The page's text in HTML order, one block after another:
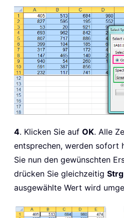
4. Klicken Sie auf OK. Alle
entsprechen, werden sofort
Sie nun den gewünschten
drücken Sie gleichzeitig
ausgewählte Wert wird